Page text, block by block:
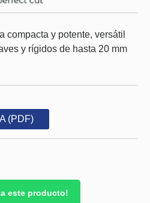
compacta y potente, versátil
y rígidos de hasta 20 mm
(PDF)
este producto!